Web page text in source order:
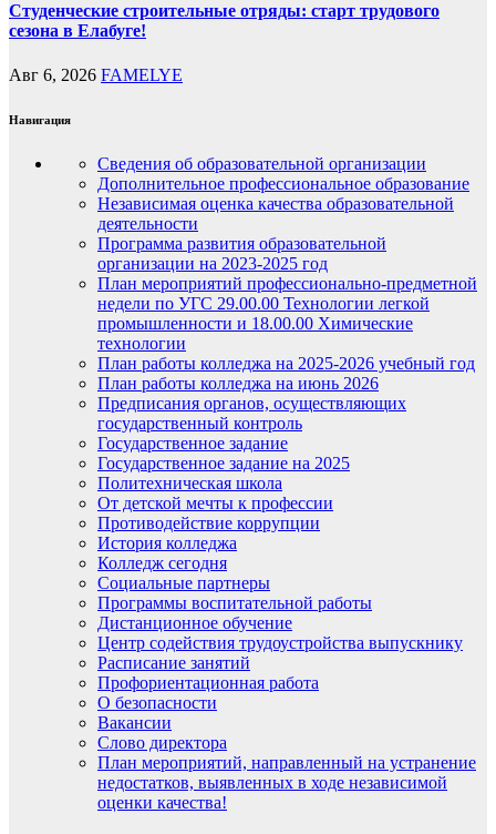
Студенческие строительные отряды: старт трудового
сезона в Елабуге!
Авг 6, 2026 FAMELYE
Навигация
Сведения об образовательной организации
Дополнительное профессиональное образование
Независимая оценка качества образовательной
деятельности
Программа развития образовательной
организации на 2023-2025 год
План мероприятий профессионально-предметной
недели по УГС 29.00.00 Технологии легкой
промышленности и 18.00.00 Химические
технологии
План работы колледжа на 2025-2026 учебный год
План работы колледжа на июнь 2026
Предписания органов, осуществляющих
государственный контроль
Государственное задание
Государственное задание на 2025
Политехническая школа
От детской мечты к профессии
Противодействие коррупции
История колледжа
Колледж сегодня
Социальные партнеры
Программы воспитательной работы
Дистанционное обучение
Центр содействия трудоустройства выпускнику
Расписание занятий
Профориентационная работа
О безопасности
Вакансии
Слово директора
План мероприятий, направленный на устранение
недостатков, выявленных в ходе независимой
оценки качества!